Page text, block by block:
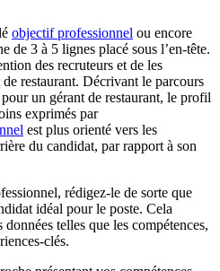
objectif professionnel ou encore
de 3 à 5 lignes placé sous l’en-tête.
des recruteurs et de les
restaurant. Décrivant le parcours
un gérant de restaurant, le profil
exprimés par
est plus orienté vers les
du candidat, par rapport à son
rédigez-le de sorte que
idéal pour le poste. Cela
telles que les compétences,
clés.